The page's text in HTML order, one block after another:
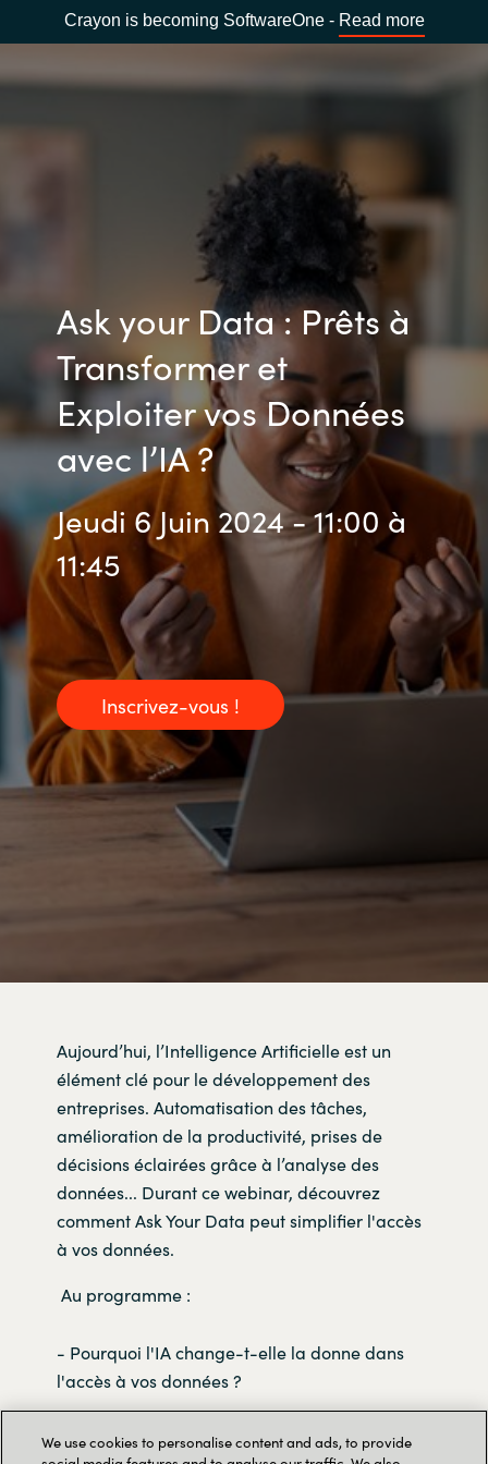
Crayon is becoming SoftwareOne - Read more
Ask your Data : Prêts à
Transformer et
Exploiter vos Données
avec l’IA ?
Jeudi 6 Juin 2024 - 11:00 à
11:45
Inscrivez-vous !
Aujourd’hui, l’Intelligence Artificielle est un
élément clé pour le développement des
entreprises. Automatisation des tâches,
amélioration de la productivité, prises de
décisions éclairées grâce à l’analyse des
données... Durant ce webinar, découvrez
comment Ask Your Data peut simplifier l'accès
à vos données.
Au programme :
- Pourquoi l'IA change-t-elle la donne dans
l'accès à vos données ?
- Traitement de vos datas : découvrez la
We use cookies to personalise content and ads, to provide